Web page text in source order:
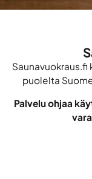
puolelta
Palvelu ohjaa